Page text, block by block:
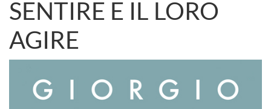
SENTIRE E IL LORO
AGIRE